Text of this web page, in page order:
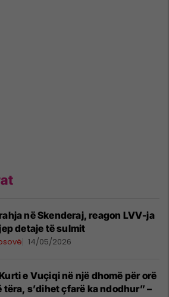
në Skenderaj, reagon LVV-ja
detaje të sulmit
14/05/2026
e Vuçiqi në një dhomë për orë
tëra, s’dihet çfarë ka ndodhur” –